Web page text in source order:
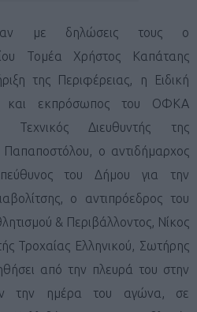
με δηλώσεις τους ο
Τομέα Χρήστος Καπάταης
της Περιφέρειας, η Ειδική
και εκπρόσωπος του ΟΦΚΑ
Διευθυντής της
Παπαποστόλου, ο αντιδήμαρχος
του Δήμου για την
ο αντιπρόεδρος του
& Περιβάλλοντος, Νίκος
Τροχαίας Ελληνικού, Σωτήρης
από την πλευρά του στην
την ημέρα του αγώνα, σε